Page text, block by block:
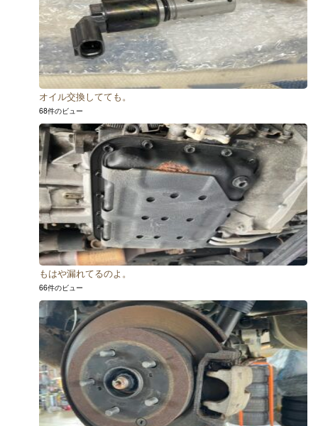
オイル交換してても。
68件のビュー
もはや漏れてるのよ。
66件のビュー